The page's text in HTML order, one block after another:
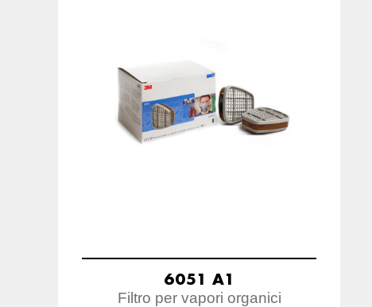
6051 A1
Filtro per vapori organici